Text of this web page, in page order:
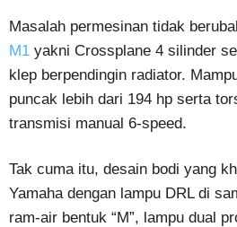
Masalah permesinan tidak
M1 yakni Crossplane 4 silinder
klep berpendingin radiator.
puncak lebih dari 194 hp serta
transmisi manual 6-speed.
Tak cuma itu, desain bodi yang
Yamaha dengan lampu DRL di
ram-air bentuk “M”, lampu dual